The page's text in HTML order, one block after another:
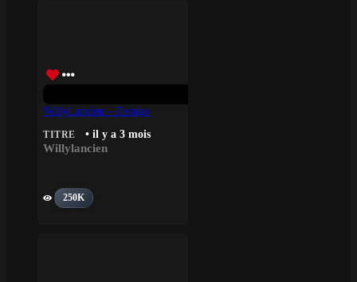
WillyLancien – Twingo
TITRE • il y a 3 mois
Willylancien
250K